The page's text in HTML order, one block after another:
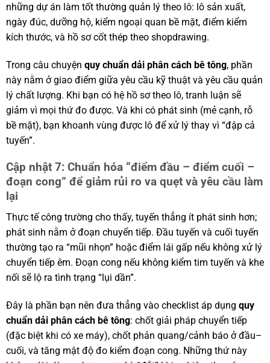
những dự án làm tốt thường quản lý theo lô: lô sản xuất,
ngày đúc, dưỡng hộ, kiểm ngoại quan bề mặt, điểm kiểm
kích thước, và hồ sơ cốt thép theo shopdrawing.
Trong câu chuyện quy chuẩn dải phân cách bê tông, phần
này nằm ở giao điểm giữa yêu cầu kỹ thuật và yêu cầu quản
lý chất lượng. Khi bạn có hệ hồ sơ theo lô, tranh luận sẽ
giảm vì mọi thứ đo được. Và khi có phát sinh (mẻ cạnh, rỗ
bề mặt), bạn khoanh vùng được lô để xử lý thay vì “đập cả
tuyến”.
Cập nhật 7: Chuẩn hóa “điểm đầu – điểm cuối –
đoạn cong” để giảm rủi ro va quẹt và yêu cầu làm
lại
Thực tế công trường cho thấy, tuyến thẳng ít phát sinh hơn;
phát sinh nằm ở đoạn chuyển tiếp. Đầu tuyến và cuối tuyến
thường tạo ra “mũi nhọn” hoặc điểm lái gấp nếu không xử lý
chuyển tiếp êm. Đoạn cong nếu không kiểm tim tuyến và khe
nối sẽ lộ ra tình trạng “lụi dần”.
Đây là phần bạn nên đưa thẳng vào checklist áp dụng quy
chuẩn dải phân cách bê tông: chốt giải pháp chuyển tiếp
(đặc biệt khi có xe máy), chốt phản quang/cảnh báo ở đầu–
cuối, và tăng mật độ đo kiểm đoạn cong. Những thứ này